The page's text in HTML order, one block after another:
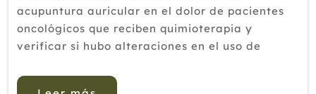
acupuntura auricular en el dolor de pacientes
oncológicos que reciben quimioterapia y
verificar si hubo alteraciones en el uso de
intervención. Método: Ensay...